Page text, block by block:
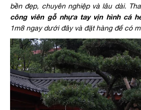
bền đẹp, chuyên nghiệp và lâu dài.
công viên gỗ nhựa tay vịn hình cá
1m8 ngay dưới đây và đặt hàng để có